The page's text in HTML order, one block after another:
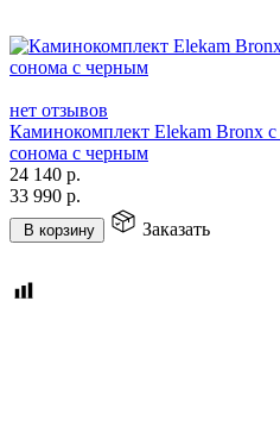
нет отзывов
Каминокомплект Elekam Bronx с
сонома с черным
24 140 р.
33 990 р.
В корзину Заказать